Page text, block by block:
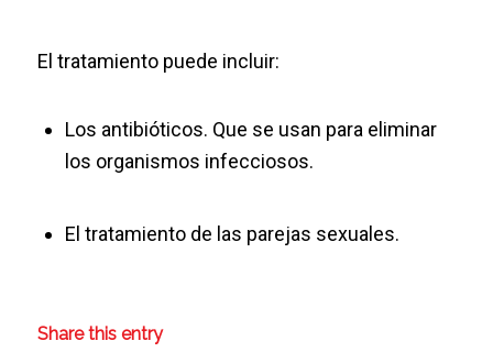
El tratamiento puede incluir:
Los antibióticos. Que se usan para eliminar
los organismos infecciosos.
El tratamiento de las parejas sexuales.
Share this entry